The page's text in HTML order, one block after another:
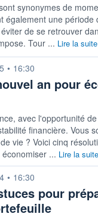
synonymes de
également une
de se retrouver
Tour ... Lire la suite
• 16:30
an pour
avec l'opportunité
financière. Vous
vie ? Voici cinq
... Lire la suite
• 16:30
pour